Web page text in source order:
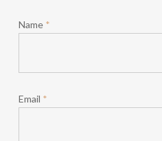
Name *
Email *